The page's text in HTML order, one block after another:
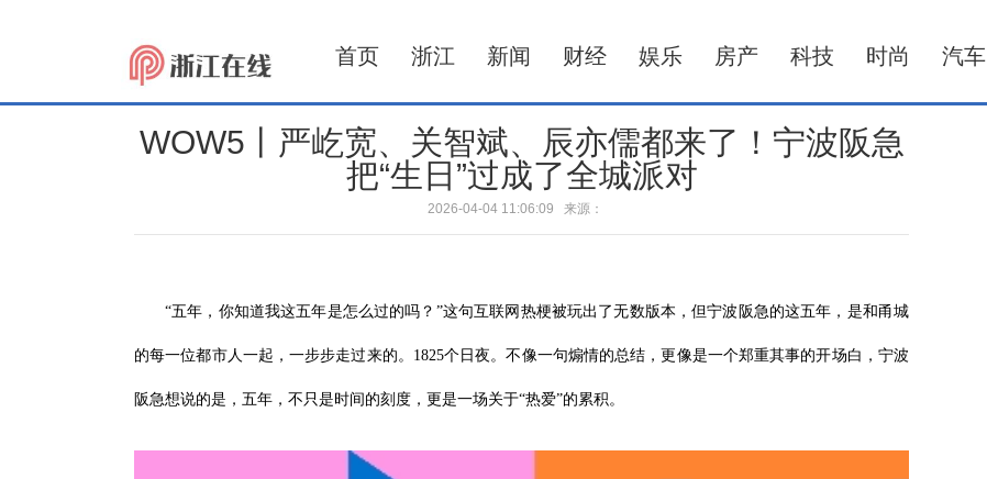
首页 浙江 新闻 财经 娱乐 房产 科技 时尚 汽车
WOW5丨严屹宽、关智斌、辰亦儒都来了！宁波阪急
把“生日”过成了全城派对
2026-04-04 11:06:09 来源：
“五年，你知道我这五年是怎么过的吗？”这句互联网热梗被玩出了无数版本，但宁波阪急的这五年，是和甬城
的每一位都市人一起，一步步走过来的。1825个日夜。不像一句煽情的总结，更像是一个郑重其事的开场白，宁波
阪急想说的是，五年，不只是时间的刻度，更是一场关于“热爱”的累积。